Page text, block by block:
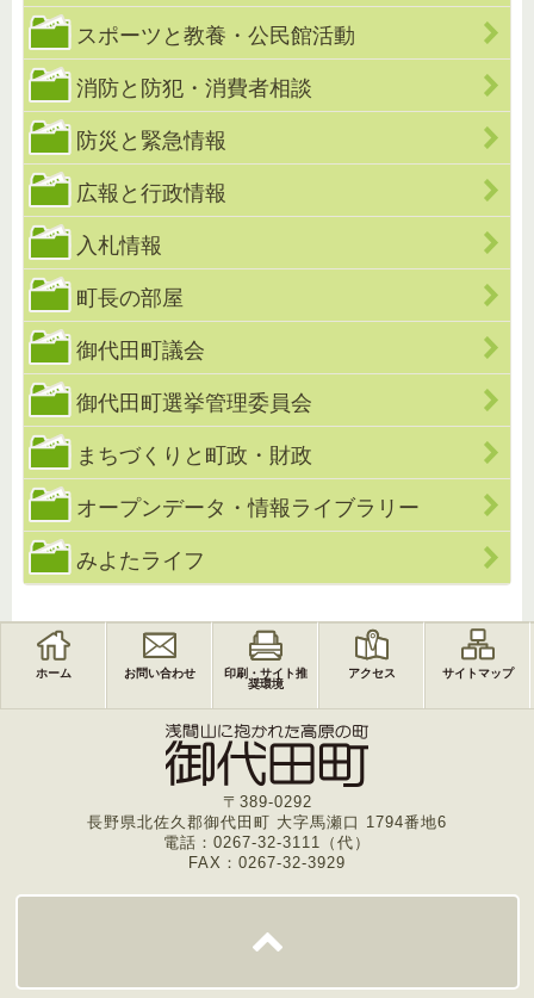
スポーツと教養・公民館活動
消防と防犯・消費者相談
防災と緊急情報
広報と行政情報
入札情報
町長の部屋
御代田町議会
御代田町選挙管理委員会
まちづくりと町政・財政
オープンデータ・情報ライブラリー
みよたライフ
ホーム お問い合わせ
印刷・サイト推
奨環境
アクセス サイトマップ
〒389-0292
長野県北佐久郡御代田町 大字馬瀬口 1794番地6
電話：0267-32-3111（代）
FAX：0267-32-3929